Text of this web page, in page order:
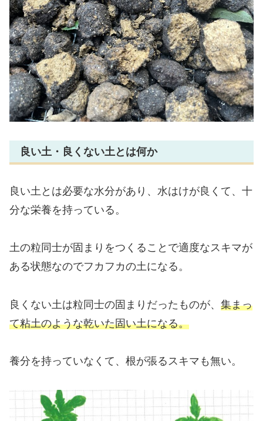
良い土・良くない土とは何か
良い土とは必要な水分があり、水はけが良くて、十
分な栄養を持っている。
土の粒同士が固まりをつくることで適度なスキマが
ある状態なのでフカフカの土になる。
良くない土は粒同士の固まりだったものが、 集まっ
て粘土のような乾いた固い土になる。
養分を持っていなくて、根が張るスキマも無い。